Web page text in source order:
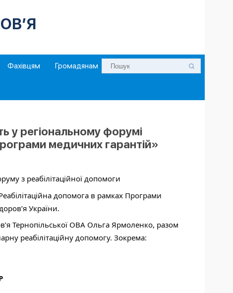
Фахівцям Громадянам
у регіональному форумі
медичних гарантій»
з реабілітаційної допомоги
допомога в рамках Програми
України.
Тернопільської ОВА Ольга Ярмоленко, разом
реабілітаційну допомогу. Зокрема: